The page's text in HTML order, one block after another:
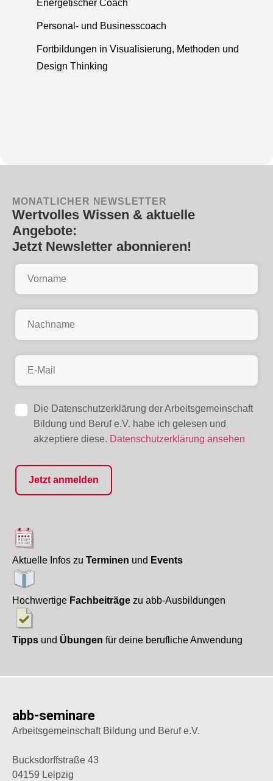
Energetischer Coach
Personal- und Businesscoach
Fortbildungen in Visualisierung, Methoden und
Design Thinking
MONATLICHER NEWSLETTER
Wertvolles Wissen & aktuelle
Angebote:
Jetzt Newsletter abonnieren!
Die Datenschutzerklärung der Arbeitsgemeinschaft
Bildung und Beruf e.V. habe ich gelesen und
akzeptiere diese. Datenschutzerklärung ansehen
Aktuelle Infos zu Terminen und Events
Hochwertige Fachbeiträge zu abb-Ausbildungen
Tipps und Übungen für deine berufliche Anwendung
abb-seminare
Arbeitsgemeinschaft Bildung und Beruf e.V.
Bucksdorffstraße 43
04159 Leipzig